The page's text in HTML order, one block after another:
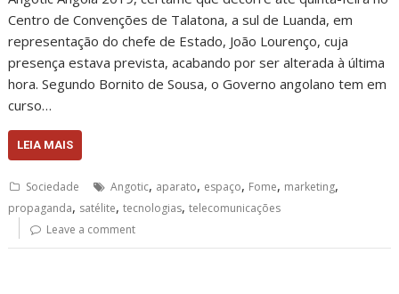
Centro de Convenções de Talatona, a sul de Luanda, em
representação do chefe de Estado, João Lourenço, cuja
presença estava prevista, acabando por ser alterada à última
hora. Segundo Bornito de Sousa, o Governo angolano tem em
curso…
LEIA MAIS
Sociedade Angotic, aparato, espaço, Fome, marketing,
propaganda, satélite,tecnologias,telecomunicações
Leave a comment